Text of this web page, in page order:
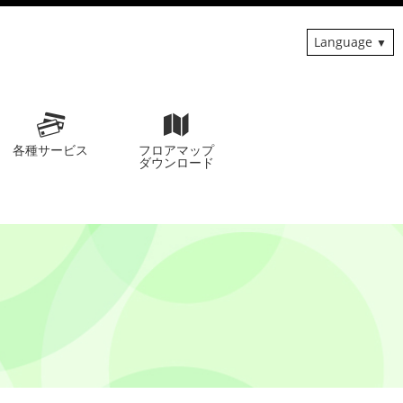
各種サービス フロアマップ
ダウンロード
Language